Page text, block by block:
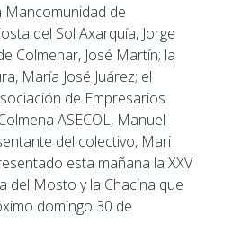
Mancomunidad de
del Sol Axarquía, Jorge
Colmenar, José Martín; la
María José Juárez; el
de Empresarios
ASECOL, Manuel
del colectivo, Mari
esta mañana la XXV
del Mosto y la Chacina que
domingo 30 de